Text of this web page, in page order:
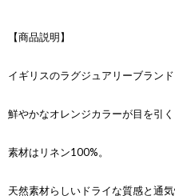
【商品説明】
イギリスのラグジュアリーブラン
鮮やかなオレンジカラーが目を引く
素材はリネン100%。
天然素材らしいドライな質感と通